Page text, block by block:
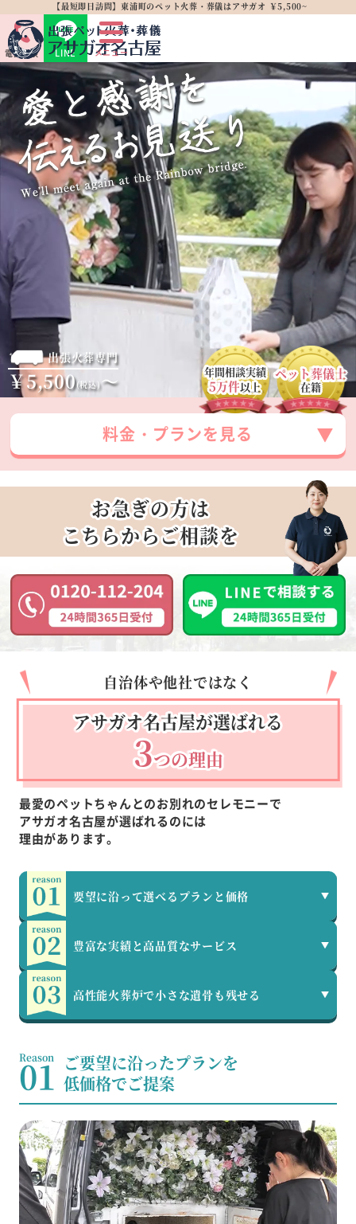
【最短即日訪問】東浦町のペット火葬・葬儀はアサガオ ￥5,500~
電話相談 LINE メニュー
出張火葬専門
￥5,500(税込)～ 年間相談実績
5万件以上
ペット葬儀士
在籍
料金・プランを見る
お急ぎの方は
こちらからご相談を
自治体や他社ではなく
アサガオ名古屋が選ばれる
3つの理由
最愛のペットちゃんとのお別れのセレモニーで
アサガオ名古屋が選ばれるのには
理由があります。
要望に沿って選べる プランと価格
豊富な実績と 高品質なサービス
高性能火葬炉で小さな遺骨も残せる
Reason
01 ご要望に沿ったプランを
低価格でご提案